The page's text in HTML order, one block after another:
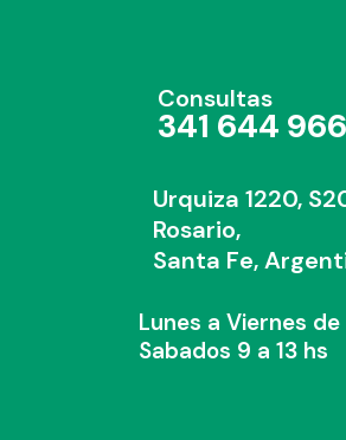
Consultas
341 644
Urquiza 1220,
Rosario,
Santa Fe,
Lunes a Viernes de
Sabados 9 a 13 hs